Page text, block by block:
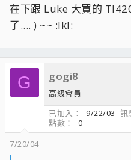
在下跟 Luke 大買的
了.... ) ~~ :lkl:
G gogi8
高級會員
已加入
9/22/03 訊
點數
0
7/20/04